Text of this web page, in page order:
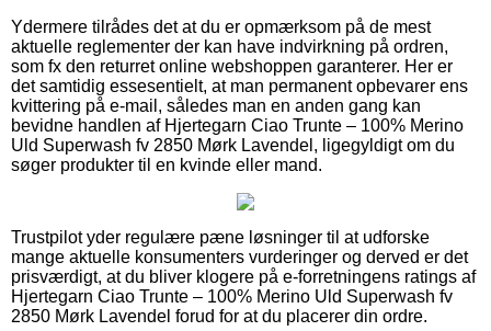
Ydermere tilrådes det at du er opmærksom på de mest
aktuelle reglementer der kan have indvirkning på ordren,
som fx den returret online webshoppen garanterer. Her er
det samtidig essesentielt, at man permanent opbevarer ens
kvittering på e-mail, således man en anden gang kan
bevidne handlen af Hjertegarn Ciao Trunte – 100% Merino
Uld Superwash fv 2850 Mørk Lavendel, ligegyldigt om du
søger produkter til en kvinde eller mand.
Trustpilot yder regulære pæne løsninger til at udforske
mange aktuelle konsumenters vurderinger og derved er det
prisværdigt, at du bliver klogere på e-forretningens ratings af
Hjertegarn Ciao Trunte – 100% Merino Uld Superwash fv
2850 Mørk Lavendel forud for at du placerer din ordre.